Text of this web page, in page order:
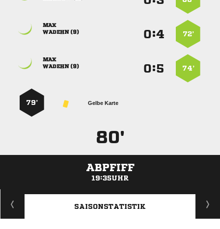
72’
:

 
74’
:

 
Gelbe Karte
79’
80'
ABPFIFF
19:35UHR
ANZEIGE
SAISONSTATISTIK